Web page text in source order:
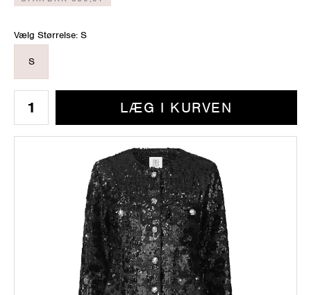
Vælg Størrelse: S
S
LÆG I KURVEN